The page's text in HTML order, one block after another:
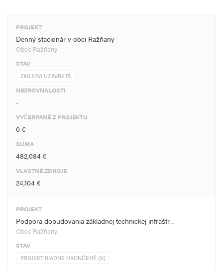
PROJEKT
Denný stacionár v obci Ražňany
Obec Ražňany
STAV
ZMLUVA UZAVRETÁ
NEZROVNALOSTI
-
VYČERPANÉ Z PROJEKTU
0 €
SUMA
482,084 €
VLASTNÉ ZDROJE
24,104 €
PROJEKT
Podpora dobudovania základnej technickej infraštr…
Obec Ražňany
STAV
PROJEKT RIADNE UKONČENÝ (K)